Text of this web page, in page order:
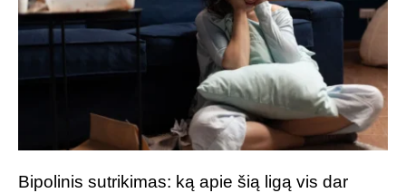
Bipolinis sutrikimas: ką apie šią ligą vis dar